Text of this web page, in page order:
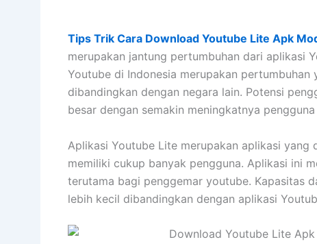
Tips Trik Cara Download Youtube Lite Apk
merupakan jantung pertumbuhan dari aplikasi
Youtube di Indonesia merupakan pertumbuhan
dibandingkan dengan negara lain. Potensi
besar dengan semakin meningkatnya
Aplikasi Youtube Lite merupakan aplikasi
memiliki cukup banyak pengguna. Aplikasi ini
terutama bagi penggemar youtube. Kapasitas
lebih kecil dibandingkan dengan aplikasi